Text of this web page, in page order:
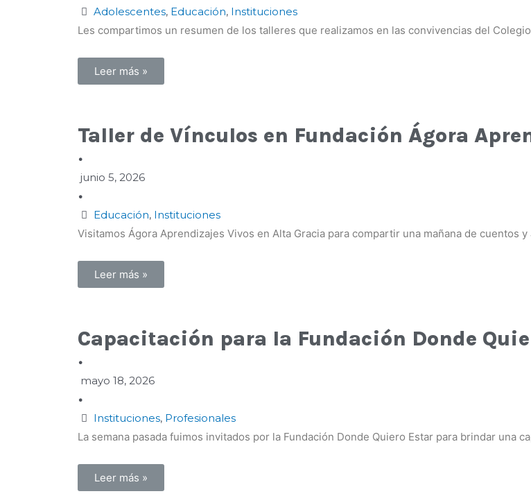
Adolescentes, Educación, Instituciones
Les compartimos un resumen de los talleres que realizamos en las convivencias del
Leer más »
Taller de Vínculos en Fundación Ágora
•
junio 5, 2026
•
Educación, Instituciones
Visitamos Ágora Aprendizajes Vivos en Alta Gracia para compartir una mañana de cuentos
Leer más »
Capacitación para la Fundación Donde
•
mayo 18, 2026
•
Instituciones, Profesionales
La semana pasada fuimos invitados por la Fundación Donde Quiero Estar para brindar una
Leer más »